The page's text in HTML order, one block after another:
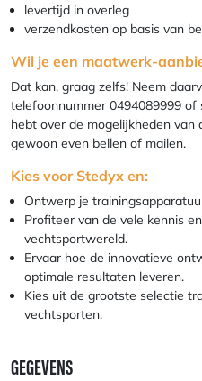
levertijd in overleg
verzendkosten op basis van
Wil je een maatwerk-
Dat kan, graag zelfs! Neem
telefoonnummer 0494089999 of
hebt over de mogelijkheden
gewoon even bellen of mailen.
Kies voor Stedyx en:
Ontwerp je
Profiteer van de vele kennis
vechtsportwereld.
Ervaar hoe de innovatieve
optimale resultaten leveren.
Kies uit de grootste selectie
vechtsporten.
GEGEVENS